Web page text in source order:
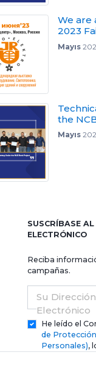
We are
2023
Mayıs
the
Mayıs
SUSCRÍBASE
ELECTRÓNICO
Reciba
campañas.
Su
Electrónico
He leído el
de
Personales),